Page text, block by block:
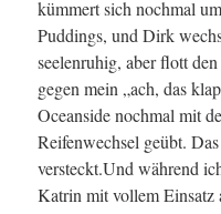
kümmert sich nochmal
Puddings, und Dirk
seelenruhig, aber flott
gegen mein „ach, das
Oceanside nochmal mit
Reifenwechsel geübt.
versteckt.Und während
Katrin mit vollem